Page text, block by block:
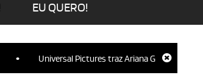
EU QUERO!
Universal Pictures traz Ariana Grande, Cynthia